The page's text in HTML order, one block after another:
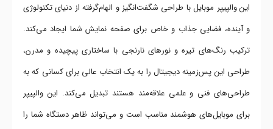
این والپیپر موبایل با طراحی شگفت‌انگیز و الهام‌گرفته از دنیای تکنولوژی
و آینده، فضایی جذاب و خاص برای صفحه نمایش شما ایجاد می‌کند.
ترکیب رنگ‌های تیره و نورهای نارنجی با ساختاری پیچیده و مدرن،
طراحی این پس‌زمینه دیجیتال را به یک انتخاب عالی برای کسانی که به
طراحی‌های فنی و علمی علاقه‌مند هستند تبدیل می‌کند. این والپیپر
برای موبایل‌های هوشمند مناسب است و می‌تواند ظاهر دستگاه شما را